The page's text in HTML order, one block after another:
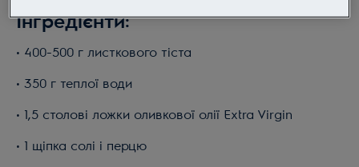
Інгредієнти:
• 400-500 г листкового тіста
• 350 г теплої води
• 1,5 столові ложки оливкової олії Extra Virgin
• 1 щіпка солі і перцю